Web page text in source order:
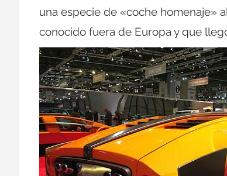
una especie de «coche homenaje»
conocido fuera de Europa y que